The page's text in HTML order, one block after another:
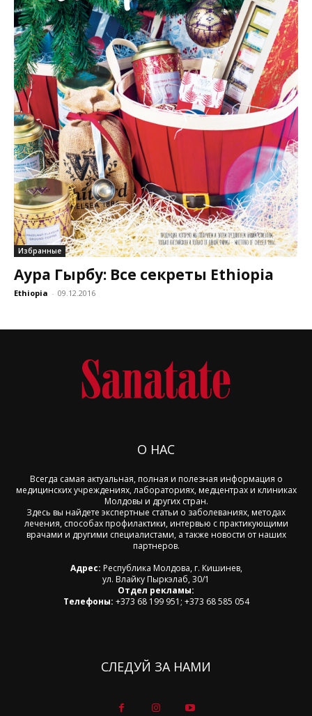
Избранные
Аура Гырбу: Все секреты Ethiopia
Ethiopia - 09.12.2016
О НАС
Всегда самая актуальная, полная и полезная информация о
медицинских учреждениях, лабораториях, медцентрах и клиниках
Молдовы и других стран.
Здесь вы найдете экспертные статьи о заболеваниях, методах
лечения, способах профилактики, интервью с практикующими
врачами и другими специалистами, а также новости от наших
партнеров.
Адрес: Республика Молдова, г. Кишинев,
ул. Влайку Пыркэлаб, 30/1
Отдел рекламы:
Телефоны: +373 68 199 951; +373 68 585 054
СЛЕДУЙ ЗА НАМИ